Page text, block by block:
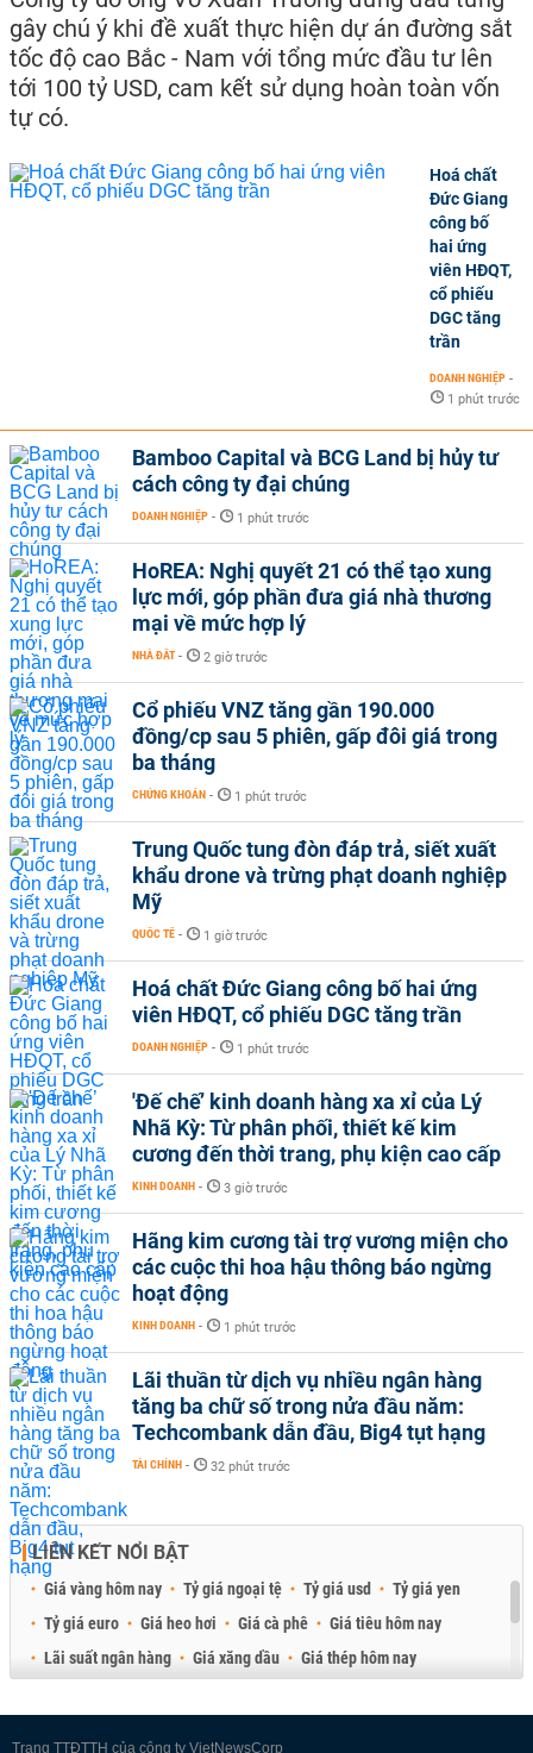
gây chú ý khi đề xuất thực hiện dự án đường sắt
tốc độ cao Bắc - Nam với tổng mức đầu tư lên
tới 100 tỷ USD, cam kết sử dụng hoàn toàn vốn
tự có.
Hoá chất
Đức Giang
công bố
hai ứng
viên HĐQT,
cổ phiếu
DGC tăng
trần
DOANH NGHIỆP -
1 phút trước
Bamboo Capital và BCG Land bị hủy tư
cách công ty đại chúng
DOANH NGHIỆP - 1 phút trước
HoREA: Nghị quyết 21 có thể tạo xung
lực mới, góp phần đưa giá nhà thương
mại về mức hợp lý
NHÀ ĐẤT - 2 giờ trước
Cổ phiếu VNZ tăng gần 190.000
đồng/cp sau 5 phiên, gấp đôi giá trong
ba tháng
CHỨNG KHOÁN - 1 phút trước
Trung Quốc tung đòn đáp trả, siết xuất
khẩu drone và trừng phạt doanh nghiệp
Mỹ
QUỐC TẾ - 1 giờ trước
Hoá chất Đức Giang công bố hai ứng
viên HĐQT, cổ phiếu DGC tăng trần
DOANH NGHIỆP - 1 phút trước
'Đế chế’ kinh doanh hàng xa xỉ của Lý
Nhã Kỳ: Từ phân phối, thiết kế kim
cương đến thời trang, phụ kiện cao cấp
KINH DOANH - 3 giờ trước
Hãng kim cương tài trợ vương miện cho
các cuộc thi hoa hậu thông báo ngừng
hoạt động
KINH DOANH - 1 phút trước
Lãi thuần từ dịch vụ nhiều ngân hàng
tăng ba chữ số trong nửa đầu năm:
Techcombank dẫn đầu, Big4 tụt hạng
TÀI CHÍNH - 32 phút trước
LIÊN KẾT NỔI BẬT
Giá vàng hôm nay Tỷ giá ngoại tệ Tỷ giá usd
Tỷ giá yen
Tỷ giá euro
Giá heo hơi Giá cà phê
Giá tiêu hôm nay
Lãi suất ngân hàng
Giá xăng dầu
Giá thép hôm nay
Trang TTĐTTH của công ty VietNewsCorp